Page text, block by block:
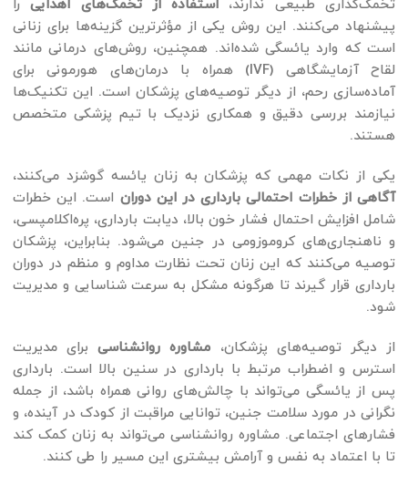
تخمک‌گذاری طبیعی ندارند، استفاده از تخمک‌های اهداییرا
پیشنهاد می‌کنند. این روش یکی از مؤثرترین گزینه‌ها برای زنانی
است که وارد یائسگی شده‌اند. همچنین، روش‌های درمانی مانند
لقاح آزمایشگاهی (IVF) همراه با درمان‌های هورمونی برای
آماده‌سازی رحم، از دیگر توصیه‌های پزشکان است. این تکنیک‌ها
نیازمند بررسی دقیق و همکاری نزدیک با تیم پزشکی متخصص
هستند.
یکی از نکات مهمی که پزشکان به زنان یائسه گوشزد می‌کنند،
آگاهی از خطرات احتمالی بارداری در این دوران است. این خطرات
شامل افزایش احتمال فشار خون بالا، دیابت بارداری، پره‌اکلامپسی،
و ناهنجاری‌های کروموزومی در جنین می‌شود. بنابراین، پزشکان
توصیه می‌کنند که این زنان تحت نظارت مداوم و منظم در دوران
بارداری قرار گیرند تا هرگونه مشکل به سرعت شناسایی و مدیریت
شود.
از دیگر توصیه‌های پزشکان، مشاوره روانشناسیبرای مدیریت
استرس و اضطراب مرتبط با بارداری در سنین بالا است. بارداری
پس از یائسگی می‌تواند با چالش‌های روانی همراه باشد، از جمله
نگرانی در مورد سلامت جنین، توانایی مراقبت از کودک در آینده، و
فشارهای اجتماعی. مشاوره روانشناسی می‌تواند به زنان کمک کند
تا با اعتماد به نفس و آرامش بیشتری این مسیر را طی کنند.